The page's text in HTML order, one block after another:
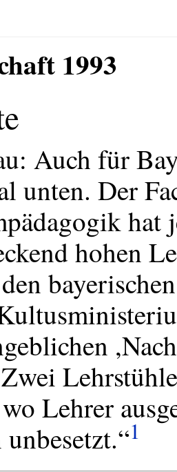
1993
Auch für
unten. Der
hat
hohen
Lehrer
1